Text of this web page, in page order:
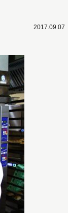
2017.09.07